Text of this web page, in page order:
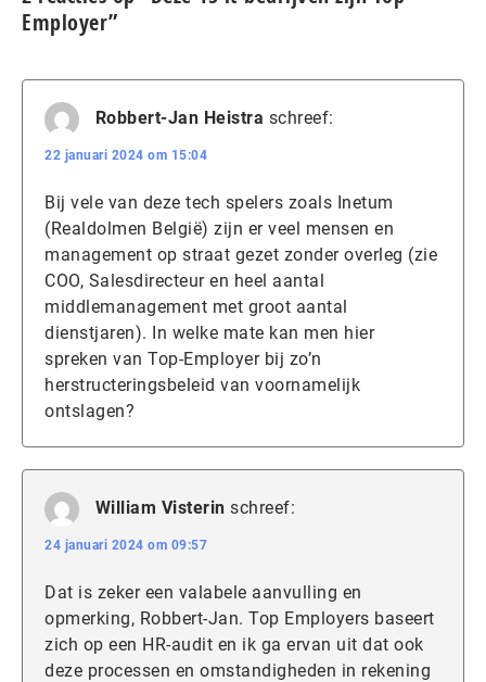
Employer”
Robbert-Jan Heistra schreef:
22 januari 2024 om 15:04
Bij vele van deze tech spelers zoals Inetum
(Realdolmen België) zijn er veel mensen en
management op straat gezet zonder overleg (zie
COO, Salesdirecteur en heel aantal
middlemanagement met groot aantal
dienstjaren). In welke mate kan men hier
spreken van Top-Employer bij zo’n
herstructeringsbeleid van voornamelijk
ontslagen?
William Visterin schreef:
24 januari 2024 om 09:57
Dat is zeker een valabele aanvulling en
opmerking, Robbert-Jan. Top Employers baseert
zich op een HR-audit en ik ga ervan uit dat ook
deze processen en omstandigheden in rekening